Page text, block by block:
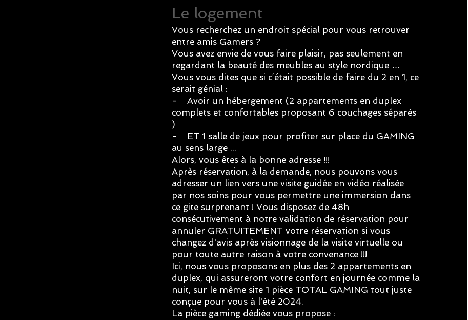
Le logement
Vous recherchez un endroit spécial pour vous retrouver
entre amis Gamers ?
Vous avez envie de vous faire plaisir, pas seulement en
regardant la beauté des meubles au style nordique …
Vous vous dites que si c’était possible de faire du 2 en 1, ce
serait génial :
- Avoir un hébergement (2 appartements en duplex
complets et confortables proposant 6 couchages séparés
)
- ET 1 salle de jeux pour profiter sur place du GAMING
au sens large ...
Alors, vous êtes à la bonne adresse !!!
Après réservation, à la demande, nous pouvons vous
adresser un lien vers une visite guidée en vidéo réalisée
par nos soins pour vous permettre une immersion dans
ce gite surprenant ! Vous disposez de 48h
consécutivement à notre validation de réservation pour
annuler GRATUITEMENT votre réservation si vous
changez d'avis après visionnage de la visite virtuelle ou
pour toute autre raison à votre convenance !!!
Ici, nous vous proposons en plus des 2 appartements en
duplex, qui assureront votre confort en journée comme la
nuit, sur le même site 1 pièce TOTAL GAMING tout juste
conçue pour vous à l'été 2024.
La pièce gaming dédiée vous propose :